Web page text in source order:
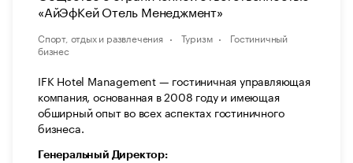
«АйЭфКей Отель Менеджмент»
Спорт, отдых и развлечения Туризм
Гостиничный
бизнес
IFK Hotel Management — гостиничная управляющая
компания, основанная в 2008 году и имеющая
обширный опыт во всех аспектах гостиничного
бизнеса.
Генеральный Директор: